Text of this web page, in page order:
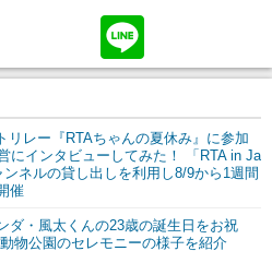
リレー『RTAちゃんの夏休み』に参加
にインタビューしてみた！ 「RTA in Ja
ンネルの貸し出しを利用し8/9から1週間
催
ダ・風太くんの23歳の誕生日をお祝
物公園のセレモニーの様子を紹介